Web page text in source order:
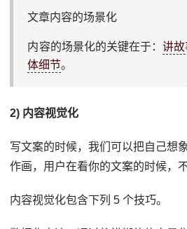
文章内容的场景化
内容的场景化的关键在于：讲
体细节。
2) 内容视觉化
写文案的时候，我们可以把自己想
作画，用户在看你的文案的时候，
内容视觉化包含下列 5 个技巧。